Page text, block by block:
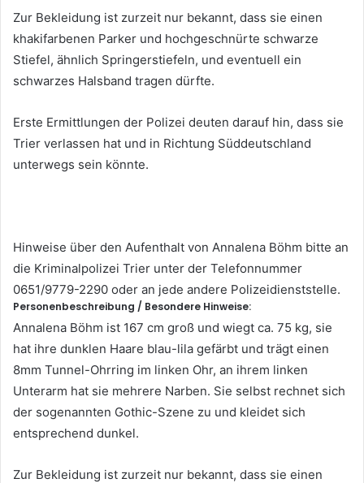
Zur Bekleidung ist zurzeit nur bekannt, dass sie einen
khakifarbenen Parker und hochgeschnürte schwarze
Stiefel, ähnlich Springerstiefeln, und eventuell ein
schwarzes Halsband tragen dürfte.
Erste Ermittlungen der Polizei deuten darauf hin, dass sie
Trier verlassen hat und in Richtung Süddeutschland
unterwegs sein könnte.
Hinweise über den Aufenthalt von Annalena Böhm bitte an
die Kriminalpolizei Trier unter der Telefonnummer
0651/9779-2290 oder an jede andere Polizeidienststelle.
Personenbeschreibung / Besondere Hinweise:
Annalena Böhm ist 167 cm groß und wiegt ca. 75 kg, sie
hat ihre dunklen Haare blau-lila gefärbt und trägt einen
8mm Tunnel-Ohrring im linken Ohr, an ihrem linken
Unterarm hat sie mehrere Narben. Sie selbst rechnet sich
der sogenannten Gothic-Szene zu und kleidet sich
entsprechend dunkel.
Zur Bekleidung ist zurzeit nur bekannt, dass sie einen